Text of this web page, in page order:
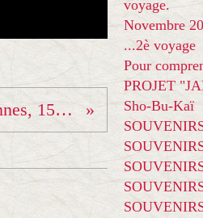
Tournoi de Yennes, 15 juin 2025
voyage.
Novembre
...2è voyage
Pour
PROJET
Sho-Bu-Kaï